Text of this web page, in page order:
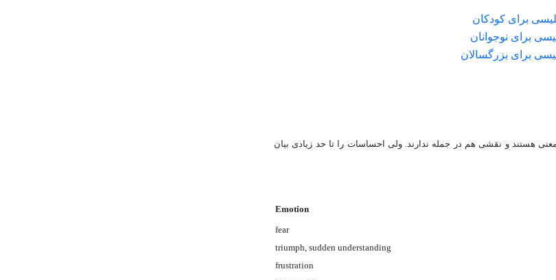
برای کودکان
برای نوجوانان
برای بزرگسالان
هستند و نقشی هم در جمله ندارند. ولی احساسات را تا حد زیادی بیان
Emotion
fear
triumph, sudden understanding
frustration